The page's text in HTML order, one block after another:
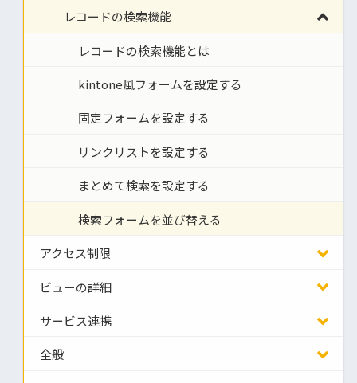
レコードの検索機能
レコードの検索機能とは
kintone風フォームを設定する
固定フォームを設定する
リンクリストを設定する
まとめて検索を設定する
検索フォームを並び替える
アクセス制限
ビューの詳細
サービス連携
全般